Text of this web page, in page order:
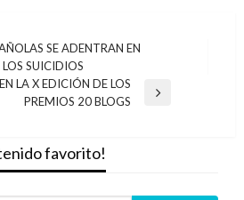
SE ADENTRAN EN
SUICIDIOS
LA X EDICIÓN DE LOS
PREMIOS 20 BLOGS
favorito!